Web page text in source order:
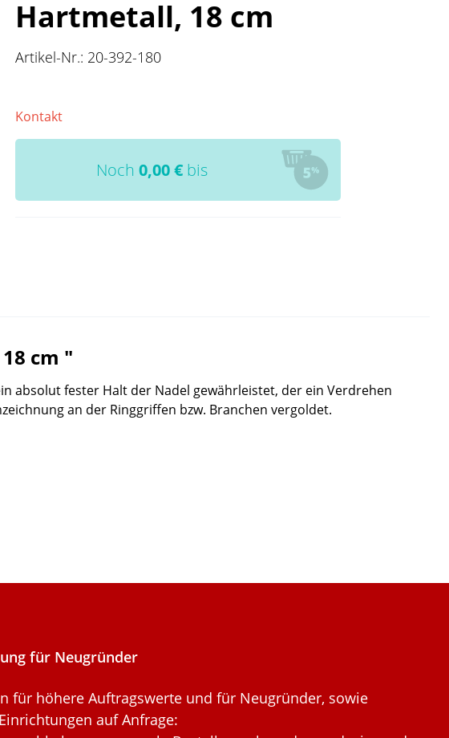
Hartmetall, 18 cm
Artikel-Nr.: 20-392-180
Kontakt
Noch 0,00€ bis
cm "
absolut fester Halt der Nadel gewährleistet, der ein Verdrehen
an der Ringgriffen bzw. Branchen vergoldet.
für Neugründer
für höhere Auftragswerte und für Neugründer, sowie
auf Anfrage: